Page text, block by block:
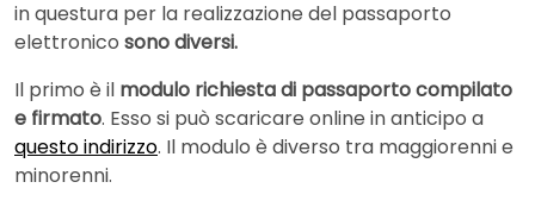
in questura per la realizzazione del passaporto
elettronico sono diversi.
Il primo è il modulo richiesta di passaporto compilato
e firmato. Esso si può scaricare online in anticipo a
questo indirizzo. Il modulo è diverso tra maggiorenni e
minorenni.